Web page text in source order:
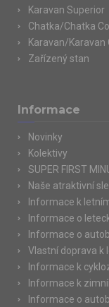
Karavan Superior
Chatka/Chatka
Karavan/Karavan
Zařízený stan
Informace
Novinky
Kolektivy
SUPER FIRST
Naše atraktivní
Informace k
Informace o
Informace o
Vlastní doprava k
Informace k
Informace k
Informace o